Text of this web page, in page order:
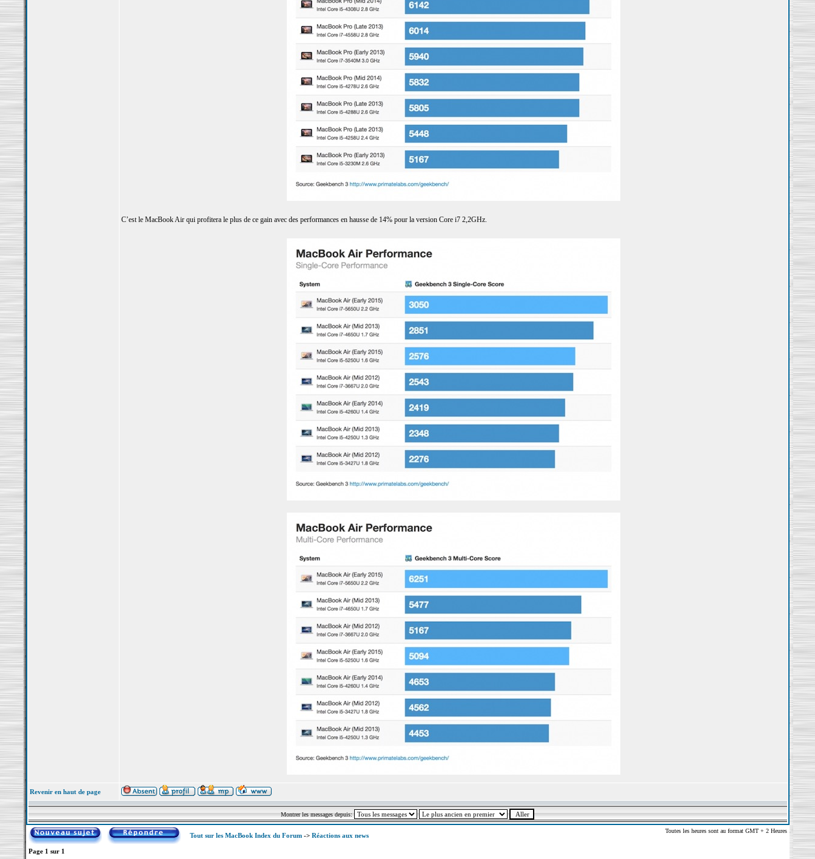
C’est le MacBook Air qui profitera le plus de ce gain avec des performances en hausse de 14% pour la version Core i7 2,2GHz.
Revenir en haut de page
Montrer les messages depuis:
Tout sur les MacBook Index du Forum-> Réactions aux news
Toutes les heures sont au format GMT + 2 Heures
Page 1 sur 1